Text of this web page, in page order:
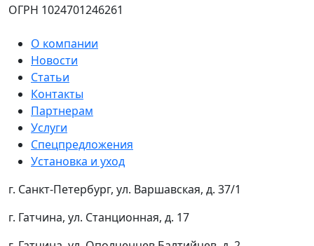
ОГРН 1024701246261
О компании
Новости
Статьи
Контакты
Партнерам
Услуги
Спецпредложения
Установка и уход
г. Санкт-Петербург, ул. Варшавская, д. 37/1
г. Гатчина, ул. Станционная, д. 17